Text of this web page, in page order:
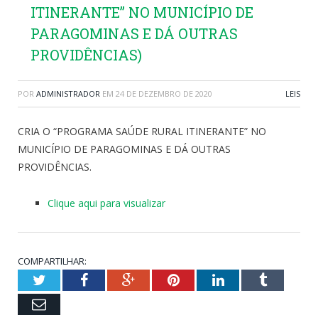
ITINERANTE” NO MUNICÍPIO DE
PARAGOMINAS E DÁ OUTRAS
PROVIDÊNCIAS)
POR ADMINISTRADOR EM 24 DE DEZEMBRO DE 2020 LEIS
CRIA O “PROGRAMA SAÚDE RURAL ITINERANTE” NO
MUNICÍPIO DE PARAGOMINAS E DÁ OUTRAS
PROVIDÊNCIAS.
Clique aqui para visualizar
COMPARTILHAR:
TwitterFacebookGoogle+PinterestLinkedInTumblr
Email